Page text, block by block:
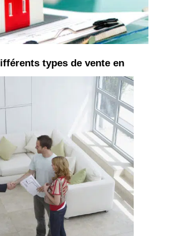
types de vente en